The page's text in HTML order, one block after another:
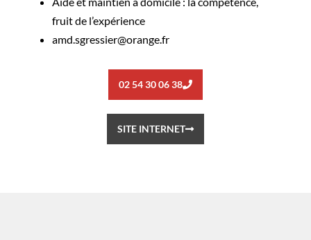
fruit de l’expérience
amd.sgressier@orange.fr
02 54 30 06 38
SITE INTERNET